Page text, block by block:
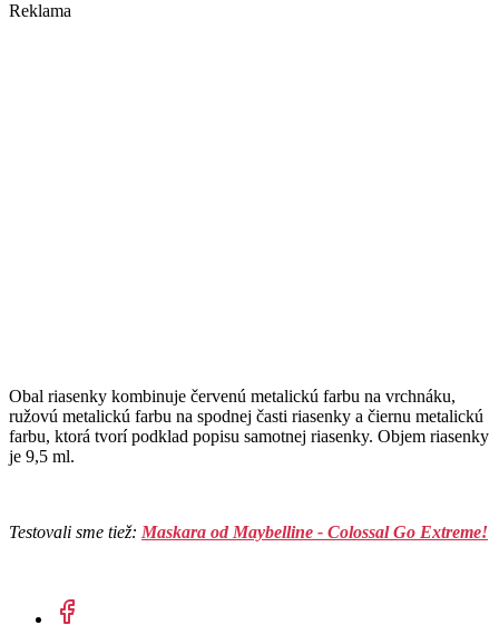
Reklama
Obal riasenky kombinuje červenú metalickú farbu na vrchnáku,
ružovú metalickú farbu na spodnej časti riasenky a čiernu metalickú
farbu, ktorá tvorí podklad popisu samotnej riasenky. Objem riasenky
je 9,5 ml.
Testovali sme tiež: Maskara od Maybelline - Colossal Go Extreme!